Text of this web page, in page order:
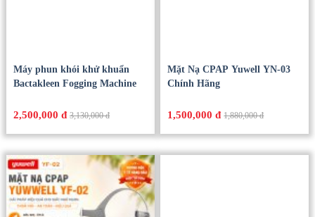
Máy phun khói khử khuẩn
Bactakleen Fogging Machine
2,500,000 đ 3,130,000 đ
Mặt Nạ CPAP Yuwell YN-03
Chính Hãng
1,500,000 đ 1,880,000 đ